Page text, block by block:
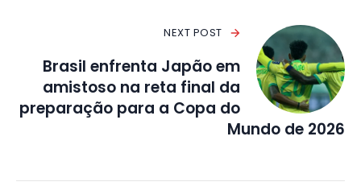
NEXT POST
Brasil enfrenta Japão em
amistoso na reta final da
preparação para a Copa do
Mundo de 2026